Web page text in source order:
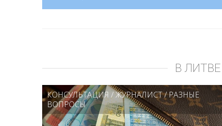
В ЛИТВЕ
КОНСУЛЬТАЦИЯ /ЖУРНАЛИСТ/РАЗНЫЕ
ВОПРОСЫ